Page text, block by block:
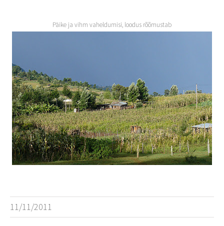
Päike ja vihm vaheldumisi, loodus rõõmustab
11/11/2011